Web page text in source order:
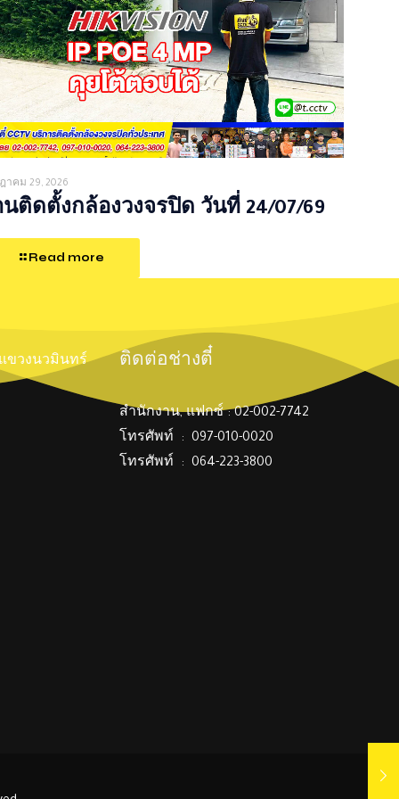
าคม 29, 2026
นติดตั้งกล้องวงจรปิด วันที่ 24/07/69
Read more
แขวงนวมินทร์ ติดต่อช่างตี๋
สำนักงาน, แฟกซ์ : 02-002-7742
โทรศัพท์ : 097-010-0020
โทรศัพท์ : 064-223-3800